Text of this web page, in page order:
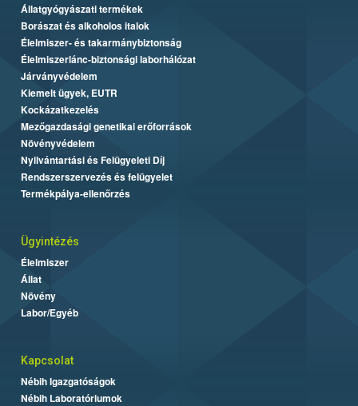
Állatgyógyászati termékek
Borászat és alkoholos italok
Élelmiszer- és takarmánybiztonság
Élelmiszerlánc-biztonsági laborhálózat
Járványvédelem
Kiemelt ügyek, EUTR
Kockázatkezelés
Mezőgazdasági genetikai erőforrások
Növényvédelem
Nyilvántartási és Felügyeleti Díj
Rendszerszervezés és felügyelet
Termékpálya-ellenőrzés
Ügyintézés
Élelmiszer
Állat
Növény
Labor/Egyéb
Kapcsolat
Nébih Igazgatóságok
Nébih Laboratóriumok